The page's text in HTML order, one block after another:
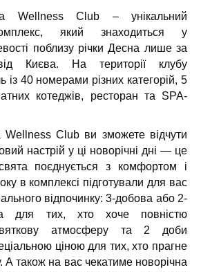
Wellness Club – унікальний
який знаходиться у
поблизу річки Десна лише за
Києва. На території клубу
із 40 номерами різних категорій, 5
котеджів, ресторан та SPA-
Club ви зможете відчути
настрій у ці новорічні дні — це
поєднується з комфортом і
в комплексі підготували для вас
відпочинку: 3-добова або 2-
для тих, хто хоче повністю
атмосферу та 2 доби
ціною для тих, хто прагне
А також на вас чекатиме новорічна